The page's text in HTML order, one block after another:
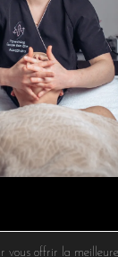
vous offrir la